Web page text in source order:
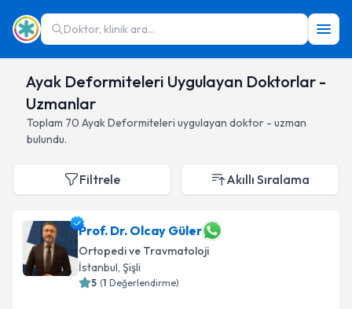
Doktor, klinik ara...
Ayak Deformiteleri Uygulayan Doktorlar -
Uzmanlar
Toplam 70 Ayak Deformiteleri uygulayan doktor - uzman
bulundu.
Filtrele Akıllı Sıralama
Prof. Dr. Olcay Güler
Ortopedi ve Travmatoloji
İstanbul, Şişli
5 (1 Değerlendirme)